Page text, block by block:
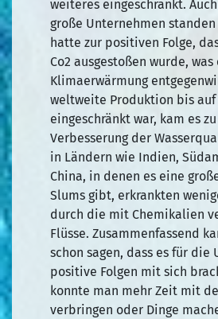
weiteres eingeschränkt.
große Unternehmen
hatte zur positiven Folge,
Co2 ausgestoßen wurde,
Klimaerwärmung
weltweite Produktion bis
eingeschränkt war, kam es
Verbesserung der
in Ländern wie Indien,
China, in denen es eine
Slums gibt, erkrankten
durch die mit Chemikalien
Flüsse. Zusammenfassend
schon sagen, dass es für die
positive Folgen mit sich
konnte man mehr Zeit mit
verbringen oder Dinge